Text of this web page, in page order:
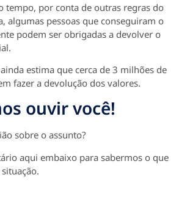
tempo, por conta de outras regras do
algumas pessoas que conseguiram o
podem ser obrigadas a devolver o
estima que cerca de 3 milhões de
fazer a devolução dos valores.
ouvir você!
sobre o assunto?
aqui embaixo para sabermos o que